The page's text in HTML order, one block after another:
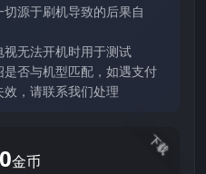
源于刷机导致的后果自
无法开机时用于测试
否与机型匹配，如遇支付
，请联系我们处理
下载
金币